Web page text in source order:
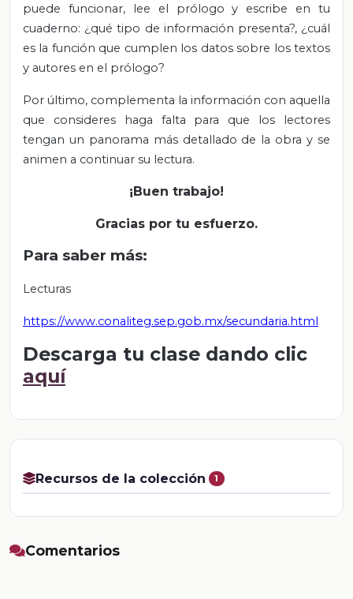
puede funcionar, lee el prólogo y escribe en tu
cuaderno: ¿qué tipo de información presenta?, ¿cuál
es la función que cumplen los datos sobre los textos
y autores en el prólogo?
Por último, complementa la información con aquella
que consideres haga falta para que los lectores
tengan un panorama más detallado de la obra y se
animen a continuar su lectura.
¡Buen trabajo!
Gracias por tu esfuerzo.
Para saber más:
Lecturas
https://www.conaliteg.sep.gob.mx/secundaria.html
Descarga tu clase dando clic
aquí
Recursos de la colección 1
Comentarios